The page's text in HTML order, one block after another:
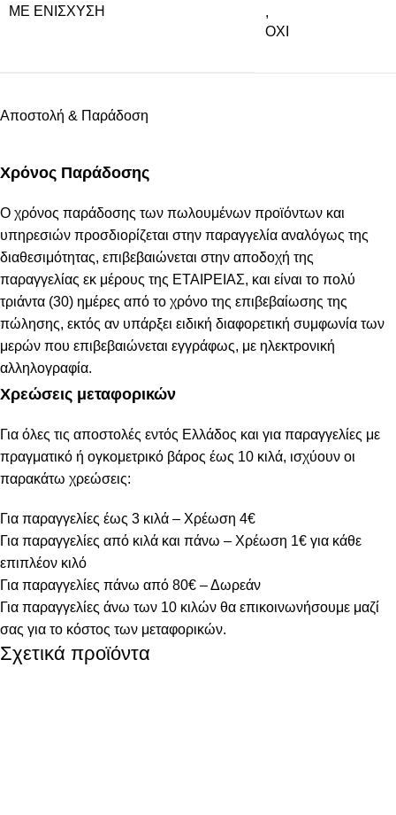
ΜΕ ΕΝΊΣΧΥΣΗ
,
ΟΧΙ
Αποστολή & Παράδοση
Χρόνος Παράδοσης
Ο χρόνος παράδοσης των πωλουμένων προϊόντων και
υπηρεσιών προσδιορίζεται στην παραγγελία αναλόγως της
διαθεσιμότητας, επιβεβαιώνεται στην αποδοχή της
παραγγελίας εκ μέρους της ΕΤΑΙΡΕΙΑΣ, και είναι το πολύ
τριάντα (30) ημέρες από το χρόνο της επιβεβαίωσης της
πώλησης, εκτός αν υπάρξει ειδική διαφορετική συμφωνία των
μερών που επιβεβαιώνεται εγγράφως, με ηλεκτρονική
αλληλογραφία.
Χρεώσεις μεταφορικών
Για όλες τις αποστολές εντός Ελλάδος και για παραγγελίες με
πραγματικό ή ογκομετρικό βάρος έως 10 κιλά, ισχύουν οι
παρακάτω χρεώσεις:
Για παραγγελίες έως 3 κιλά – Χρέωση 4€
Για παραγγελίες από κιλά και πάνω – Χρέωση 1€ για κάθε
επιπλέον κιλό
Για παραγγελίες πάνω από 80€ – Δωρεάν
Για παραγγελίες άνω των 10 κιλών θα επικοινωνήσουμε μαζί
σας για το κόστος των μεταφορικών.
Σχετικά προϊόντα